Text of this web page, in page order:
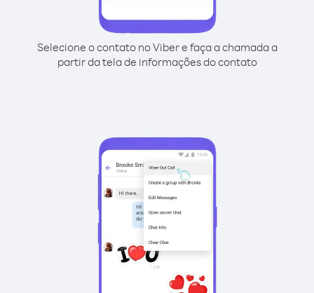
Selecione o contato no Viber e faça a chamada a
partir da tela de informações do contato